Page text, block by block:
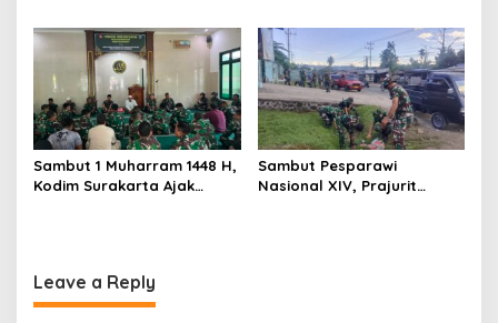
Sambut 1 Muharram 1448 H,
Kodim Surakarta Ajak
Sambut Pesparawi
Nasional XIV, Prajurit
Leave a Reply